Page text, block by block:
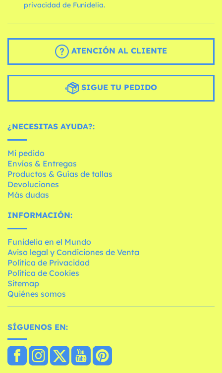
privacidad de Funidelia.
ATENCIÓN AL CLIENTE
SIGUE TU PEDIDO
¿NECESITAS AYUDA?:
Mi pedido
Envíos & Entregas
Productos & Guías de tallas
Devoluciones
Más dudas
INFORMACIÓN:
Funidelia en el Mundo
Aviso legal y Condiciones de Venta
Política de Privacidad
Política de Cookies
Sitemap
Quiénes somos
SÍGUENOS EN: